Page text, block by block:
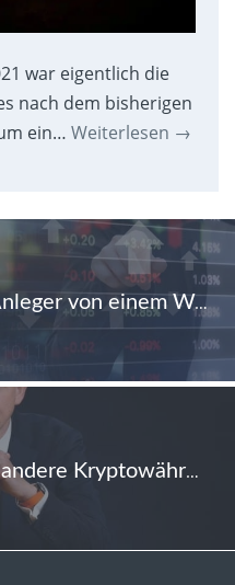
war eigentlich die
nach dem bisherigen
ein… Weiterlesen →
Online-Depot: Warum Anleger von einem Wechsel profitieren können
Steuern auf Bitcoin und andere Kryptowährungen – Interview mit Rechtsanwalt Martin Figatowski